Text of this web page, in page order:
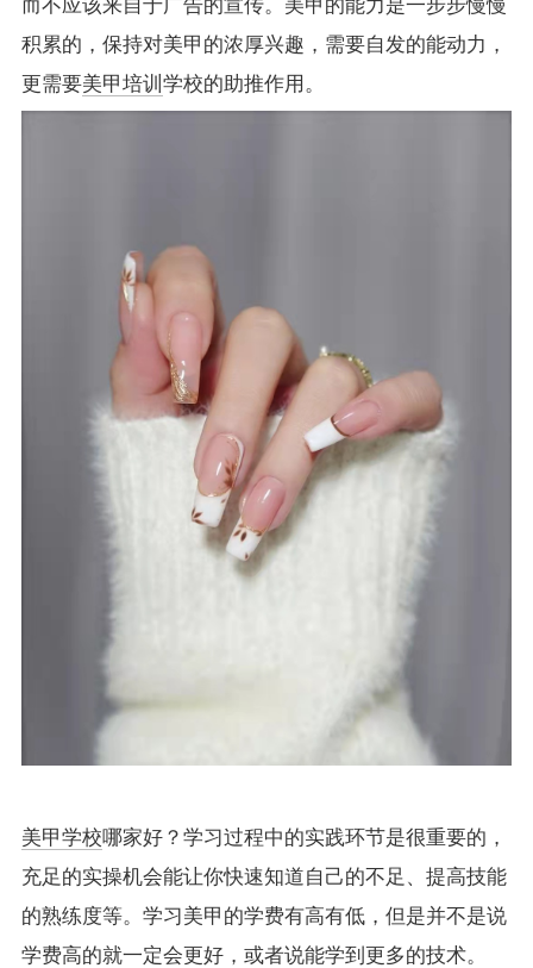
而不应该来自于广告的宣传。美甲的能力是一步步慢慢
积累的，保持对美甲的浓厚兴趣，需要自发的能动力，
更需要美甲培训 学校的助推作用。
美甲学校哪家好？学习过程中的实践环节是很重要的，
充足的实操机会能让你快速知道自己的不足、提高技能
的熟练度等。学习美甲的学费有高有低，但是并不是说
学费高的就一定会更好，或者说能学到更多的技术。